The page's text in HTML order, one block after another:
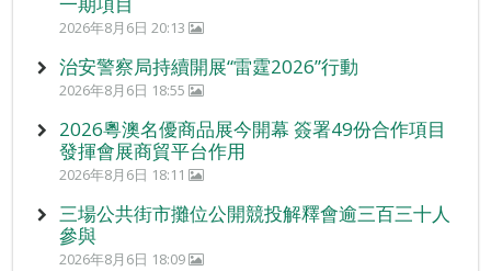
2026年8月6日 20:13
治安警察局持續開展“雷霆2026”行動
2026年8月6日 18:55
2026粵澳名優商品展今開幕 簽署49份合作項目
發揮會展商貿平台作用
2026年8月6日 18:11
三場公共街市攤位公開競投解釋會逾三百三十人
參與
2026年8月6日 18:09